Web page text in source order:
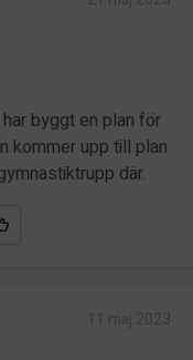
byggt en plan för
kommer upp till plan
där.